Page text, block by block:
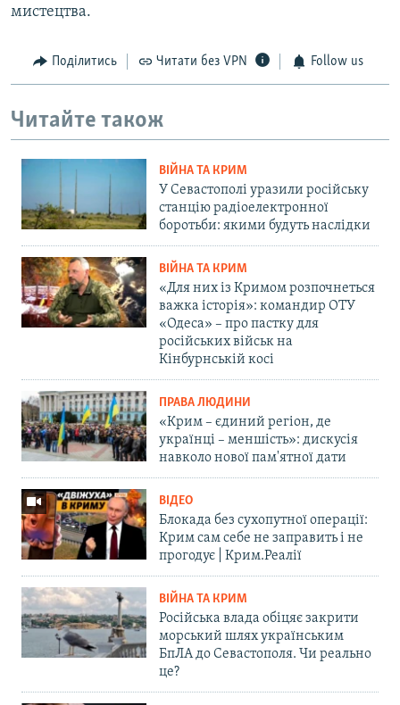
мистецтва.
Поділитись Читати без VPN Follow us
Читайте також
ВІЙНА ТА КРИМ
У Севастополі уразили російську
станцію радіоелектронної
боротьби: якими будуть наслідки
ВІЙНА ТА КРИМ
«Для них із Кримом розпочнеться
важка історія»: командир ОТУ
«Одеса» – про пастку для
російських військ на
Кінбурнській косі
ПРАВА ЛЮДИНИ
«Крим – єдиний регіон, де
українці – меншість»: дискусія
навколо нової пам'ятної дати
ВІДЕО
Блокада без сухопутної операції:
Крим сам себе не заправить і не
прогодує | Крим.Реалії
ВІЙНА ТА КРИМ
Російська влада обіцяє закрити
морський шлях українським
БпЛА до Севастополя. Чи реально
це?